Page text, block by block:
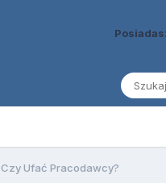
Czy Ufać Pracodawcy?